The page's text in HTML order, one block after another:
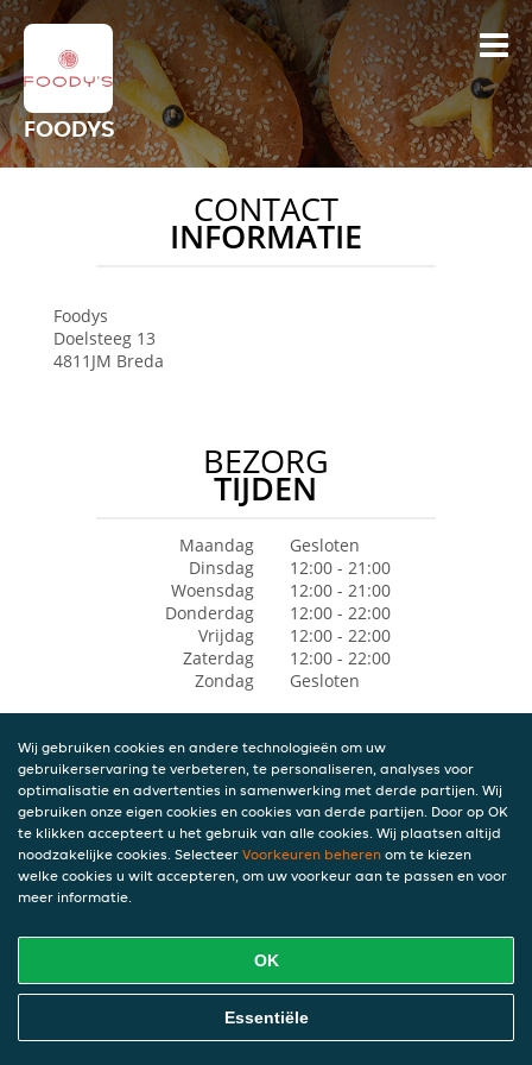
FOODYS
CONTACT
INFORMATIE
Foodys
Doelsteeg 13
4811JM Breda
BEZORG
TIJDEN
Maandag
Gesloten
Dinsdag
12:00 - 21:00
Woensdag
12:00 - 21:00
Donderdag
12:00 - 22:00
Vrijdag
12:00 - 22:00
Zaterdag
12:00 - 22:00
Zondag
Gesloten
Wij gebruiken cookies en andere technologieën om uw
gebruikerservaring te verbeteren, te personaliseren, analyses voor
optimalisatie en advertenties in samenwerking met derde partijen. Wij
gebruiken onze eigen cookies en cookies van derde partijen. Door op OK
te klikken accepteert u het gebruik van alle cookies. Wij plaatsen altijd
noodzakelijke cookies. Selecteer Voorkeuren beheren om te kiezen
welke cookies u wilt accepteren, om uw voorkeur aan te passen en voor
meer informatie.
OK
Essentiële